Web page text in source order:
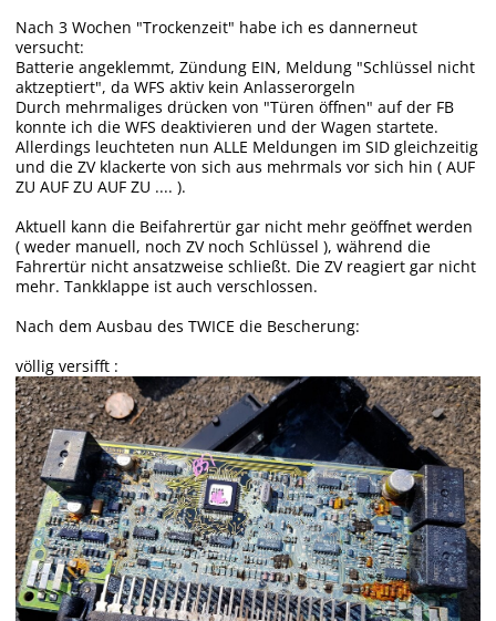
Nach 3 Wochen "Trockenzeit" habe ich es dannerneut
versucht:
Batterie angeklemmt, Zündung EIN, Meldung "Schlüssel nicht
aktzeptiert", da WFS aktiv kein Anlasserorgeln
Durch mehrmaliges drücken von "Türen öffnen" auf der FB
konnte ich die WFS deaktivieren und der Wagen startete.
Allerdings leuchteten nun ALLE Meldungen im SID gleichzeitig
und die ZV klackerte von sich aus mehrmals vor sich hin ( AUF
ZU AUF ZU AUF ZU .... ).
Aktuell kann die Beifahrertür gar nicht mehr geöffnet werden
( weder manuell, noch ZV noch Schlüssel ), während die
Fahrertür nicht ansatzweise schließt. Die ZV reagiert gar nicht
mehr. Tankklappe ist auch verschlossen.
Nach dem Ausbau des TWICE die Bescherung:
völlig versifft :